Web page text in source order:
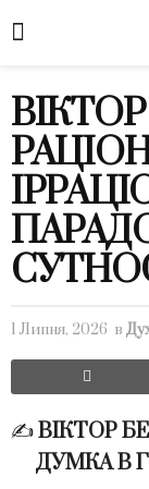
1 Липня, 2026 в
✍️ВІКТОР
ДУМКА В